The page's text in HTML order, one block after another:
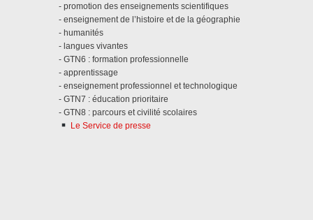
- promotion des enseignements scientifiques
- enseignement de l’histoire et de la géographie
- humanités
- langues vivantes
- GTN6 : formation professionnelle
- apprentissage
- enseignement professionnel et technologique
- GTN7 : éducation prioritaire
- GTN8 : parcours et civilité scolaires
Le Service de presse